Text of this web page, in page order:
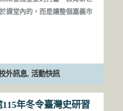
課堂內的，而是讓整個嘉義市
外訊息, 活動快訊
115年冬令臺灣史研習